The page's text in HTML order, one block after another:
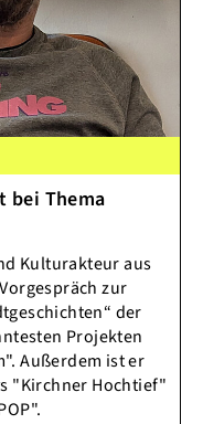
bei Thema
Kulturakteur aus
zur
der
Projekten
Außerdem ist er
"Kirchner Hochtief"